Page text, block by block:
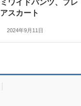
ミワイドパンツ、フレ
アスカート
2024年9月11日